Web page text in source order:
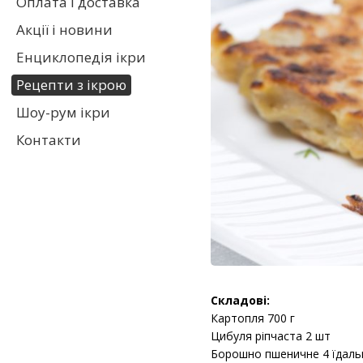
Складові:
Картопля 700 г
Цибуля ріпчаста 2 шт
Борошно пшеничне 4
Акції і новини
Енциклопедія ікри
Рецепти з ікрою
Шоу-рум ікри
Контакти